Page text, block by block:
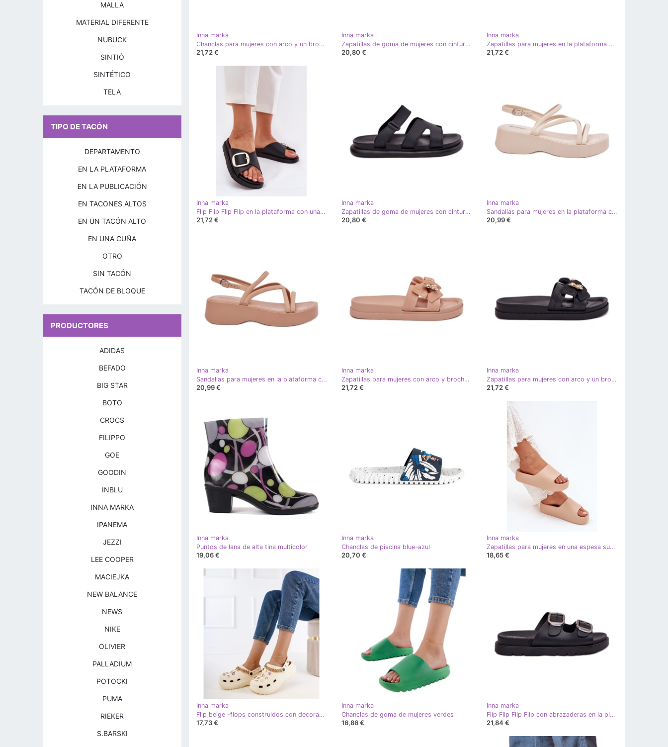
Inna marka
Chanclas para mujeres con arco y un broche dorado fucsia rosa
21,72 €
Inna marka
Zapatillas de goma de mujeres con cinturón beige
20,80 €
Inna marka
Zapatillas para mujeres en la plataforma con una abrazadera dorada beige
21,72 €
Inna marka
Flip Flip Flip Flip en la plataforma con una abrazadera dorada Negro
21,72 €
Inna marka
Zapatillas de goma de mujeres con cinturón negro
20,80 €
Inna marka
Sandalias para mujeres en la plataforma con rayas de rodamiento de luz beige
20,99 €
Inna marka
Sandalias para mujeres en la plataforma con rayas beige
20,99 €
Inna marka
Zapatillas para mujeres con arco y broche dorado beige
21,72 €
Inna marka
Zapatillas para mujeres con arco y un broche dorado negro
21,72 €
Inna marka
Puntos de lana de alta tina multicolor
19,06 €
Inna marka
Chanclas de piscina blue-azul
20,70 €
Inna marka
Zapatillas para mujeres en una espesa suela de color caqui beige
18,65 €
Inna marka
Flip beige -flops construidos con decoraciones
17,73 €
Inna marka
Chanclas de goma de mujeres verdes
16,86 €
Inna marka
Flip Flip Flip Flip con abrazaderas en la plataforma negra negro
21,84 €
MALLA
MATERIAL DIFERENTE
NUBUCK
SINTIÓ
SINTÉTICO
TELA
TIPO DE TACÓN
DEPARTAMENTO
EN LA PLATAFORMA
EN LA PUBLICACIÓN
EN TACONES ALTOS
EN UN TACÓN ALTO
EN UNA CUÑA
OTRO
SIN TACÓN
TACÓN DE BLOQUE
PRODUCTORES
ADIDAS
BEFADO
BIG STAR
BOTO
CROCS
FILIPPO
GOE
GOODIN
INBLU
INNA MARKA
IPANEMA
JEZZI
LEE COOPER
MACIEJKA
NEW BALANCE
NEWS
NIKE
OLIVIER
PALLADIUM
POTOCKI
PUMA
RIEKER
S.BARSKI